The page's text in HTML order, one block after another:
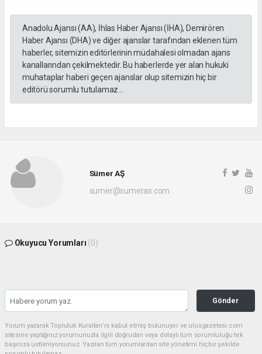
Anadolu Ajansı (AA), İhlas Haber Ajansı (İHA), Demirören
Haber Ajansı (DHA) ve diğer ajanslar tarafından eklenen tüm
haberler, sitemizin editörlerinin müdahalesi olmadan ajans
kanallarından çekilmektedir. Bu haberlerde yer alan hukuki
muhataplar haberi geçen ajanslar olup sitemizin hiç bir
editörü sorumlu tutulamaz...
Sümer AŞ
sumer@sumeras.com
Okuyucu Yorumları (0)
Gönder
Yorum yazarak Topluluk Kuralları’nı kabul etmiş bulunuyor ve ulusgazetesi.com
sitesine yaptığınız yorumunuzla ilgili doğrudan veya dolaylı tüm sorumluluğu tek
başınıza üstleniyorsunuz. Yazılan tüm yorumlardan site yönetimi hiçbir şekilde